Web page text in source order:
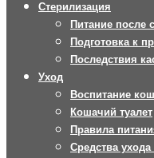
Стерилизация
Питание после
Подготовка к
Последствия
Уход
Воспитание
Кошачий туалет
Правила
Средства